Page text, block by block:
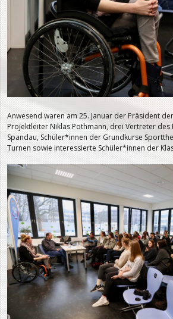
Anwesend waren am 25. Januar der Präsident
Projektleiter Niklas Pothmann, drei Vertreter des
Spandau, Schüler*innen der Grundkurse
Turnen sowie interessierte Schüler*innen der